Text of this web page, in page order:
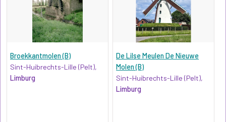
Broekkantmolen (B)
Sint-Huibrechts-Lille (Pelt),
Limburg
De Lilse Meulen De Nieuwe
Molen (B)
Sint-Huibrechts-Lille (Pelt),
Limburg